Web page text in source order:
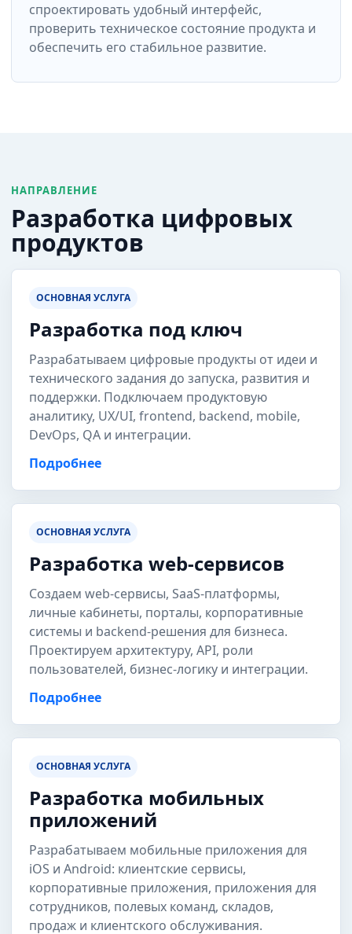
спроектировать удобный интерфейс,
проверить техническое состояние продукта и
обеспечить его стабильное развитие.
НАПРАВЛЕНИЕ
Разработка цифровых
продуктов
ОСНОВНАЯ УСЛУГА
Разработка под ключ
Разрабатываем цифровые продукты от идеи и
технического задания до запуска, развития и
поддержки. Подключаем продуктовую
аналитику, UX/UI, frontend, backend, mobile,
DevOps, QA и интеграции.
Подробнее
ОСНОВНАЯ УСЛУГА
Разработка web-сервисов
Создаем web-сервисы, SaaS-платформы,
личные кабинеты, порталы, корпоративные
системы и backend-решения для бизнеса.
Проектируем архитектуру, API, роли
пользователей, бизнес-логику и интеграции.
Подробнее
ОСНОВНАЯ УСЛУГА
Разработка мобильных
приложений
Разрабатываем мобильные приложения для
iOS и Android: клиентские сервисы,
корпоративные приложения, приложения для
сотрудников, полевых команд, складов,
продаж и клиентского обслуживания.